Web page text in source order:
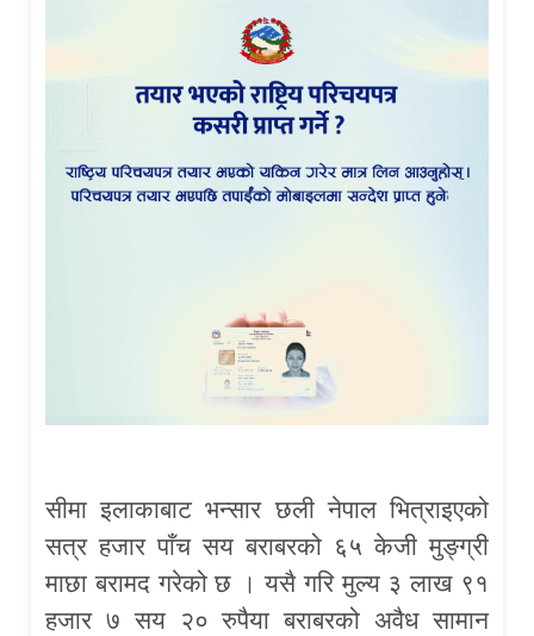
सीमा इलाकाबाट भन्सार छली नेपाल भित्राइएको
सत्र हजार पाँच सय बराबरको ६५ केजी मुङ्ग्री
माछा बरामद गरेको छ । यसै गरि मुल्य ३ लाख ९१
हजार ७ सय २० रुपैया बराबरको अवैध सामान